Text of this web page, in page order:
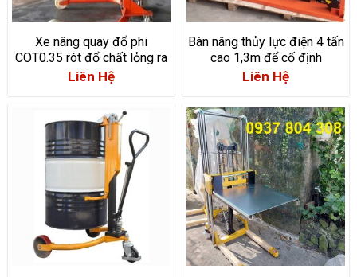
Xe nâng quay đổ phi
COT0.35 rót đổ chất lỏng ra
ngoài
Liên Hệ
Bàn nâng thủy lực điện 4 tấn
cao 1,3m để cố định
HW4003 giá rẻ tại TPHCM
Liên Hệ